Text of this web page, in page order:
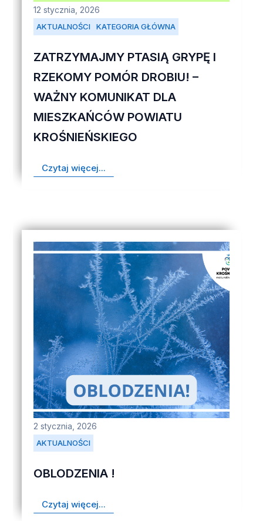
AKTUALNOŚCI KATEGORIA GŁÓWNA
12 stycznia, 2026
ZATRZYMAJMY PTASIĄ GRYPĘ I
RZEKOMY POMÓR DROBIU! –
WAŻNY KOMUNIKAT DLA
MIESZKAŃCÓW POWIATU
KROŚNIEŃSKIEGO
Czytaj więcej...
AKTUALNOŚCI
2 stycznia, 2026
OBLODZENIA !
Czytaj więcej...